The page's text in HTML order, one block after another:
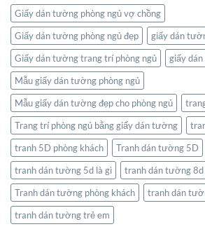
Giấy dán tường phòng ngủ vợ chồng
Giấy dán tường phòng ngủ đẹp
giấy dán
Giấy dán tường trang trí phòng ngủ
giấy
Mẫu giấy dán tường phòng ngủ
Mẫu giấy dán tường đẹp cho phòng ngủ
Trang trí phòng ngủ bằng giấy dán tường
tranh 5D phòng khách
Tranh dán tường 5D
tranh dán tường 5d là gì
tranh dán tường 8d
Tranh dán tường phòng khách
tranh dán
tranh dán tường trẻ em